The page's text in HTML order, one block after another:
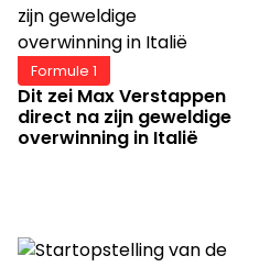
Formule 1
Dit zei Max Verstappen
direct na zijn geweldige
overwinning in Italië